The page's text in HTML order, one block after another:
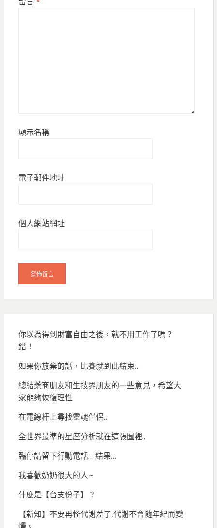
顯示名稱
電子郵件地址
個人網站網址
你以為得到財富自由之後，就不用工作了嗎？
錯！
如果你放棄的話，比賽就到此結束…
總結藥商朋友和生技界朋友的一些意見，希望大
家能夠恢復理性
在電線杆上尋找靈魂伴侶…
全世界最準的星座分析就在這張圖裡..
臨停請留下行動電話… 結果…
我喜歡奶奶很大的人~
什麼是【台支份子】？
【新知】不要再怪代謝差了,代謝不會隨年紀而變